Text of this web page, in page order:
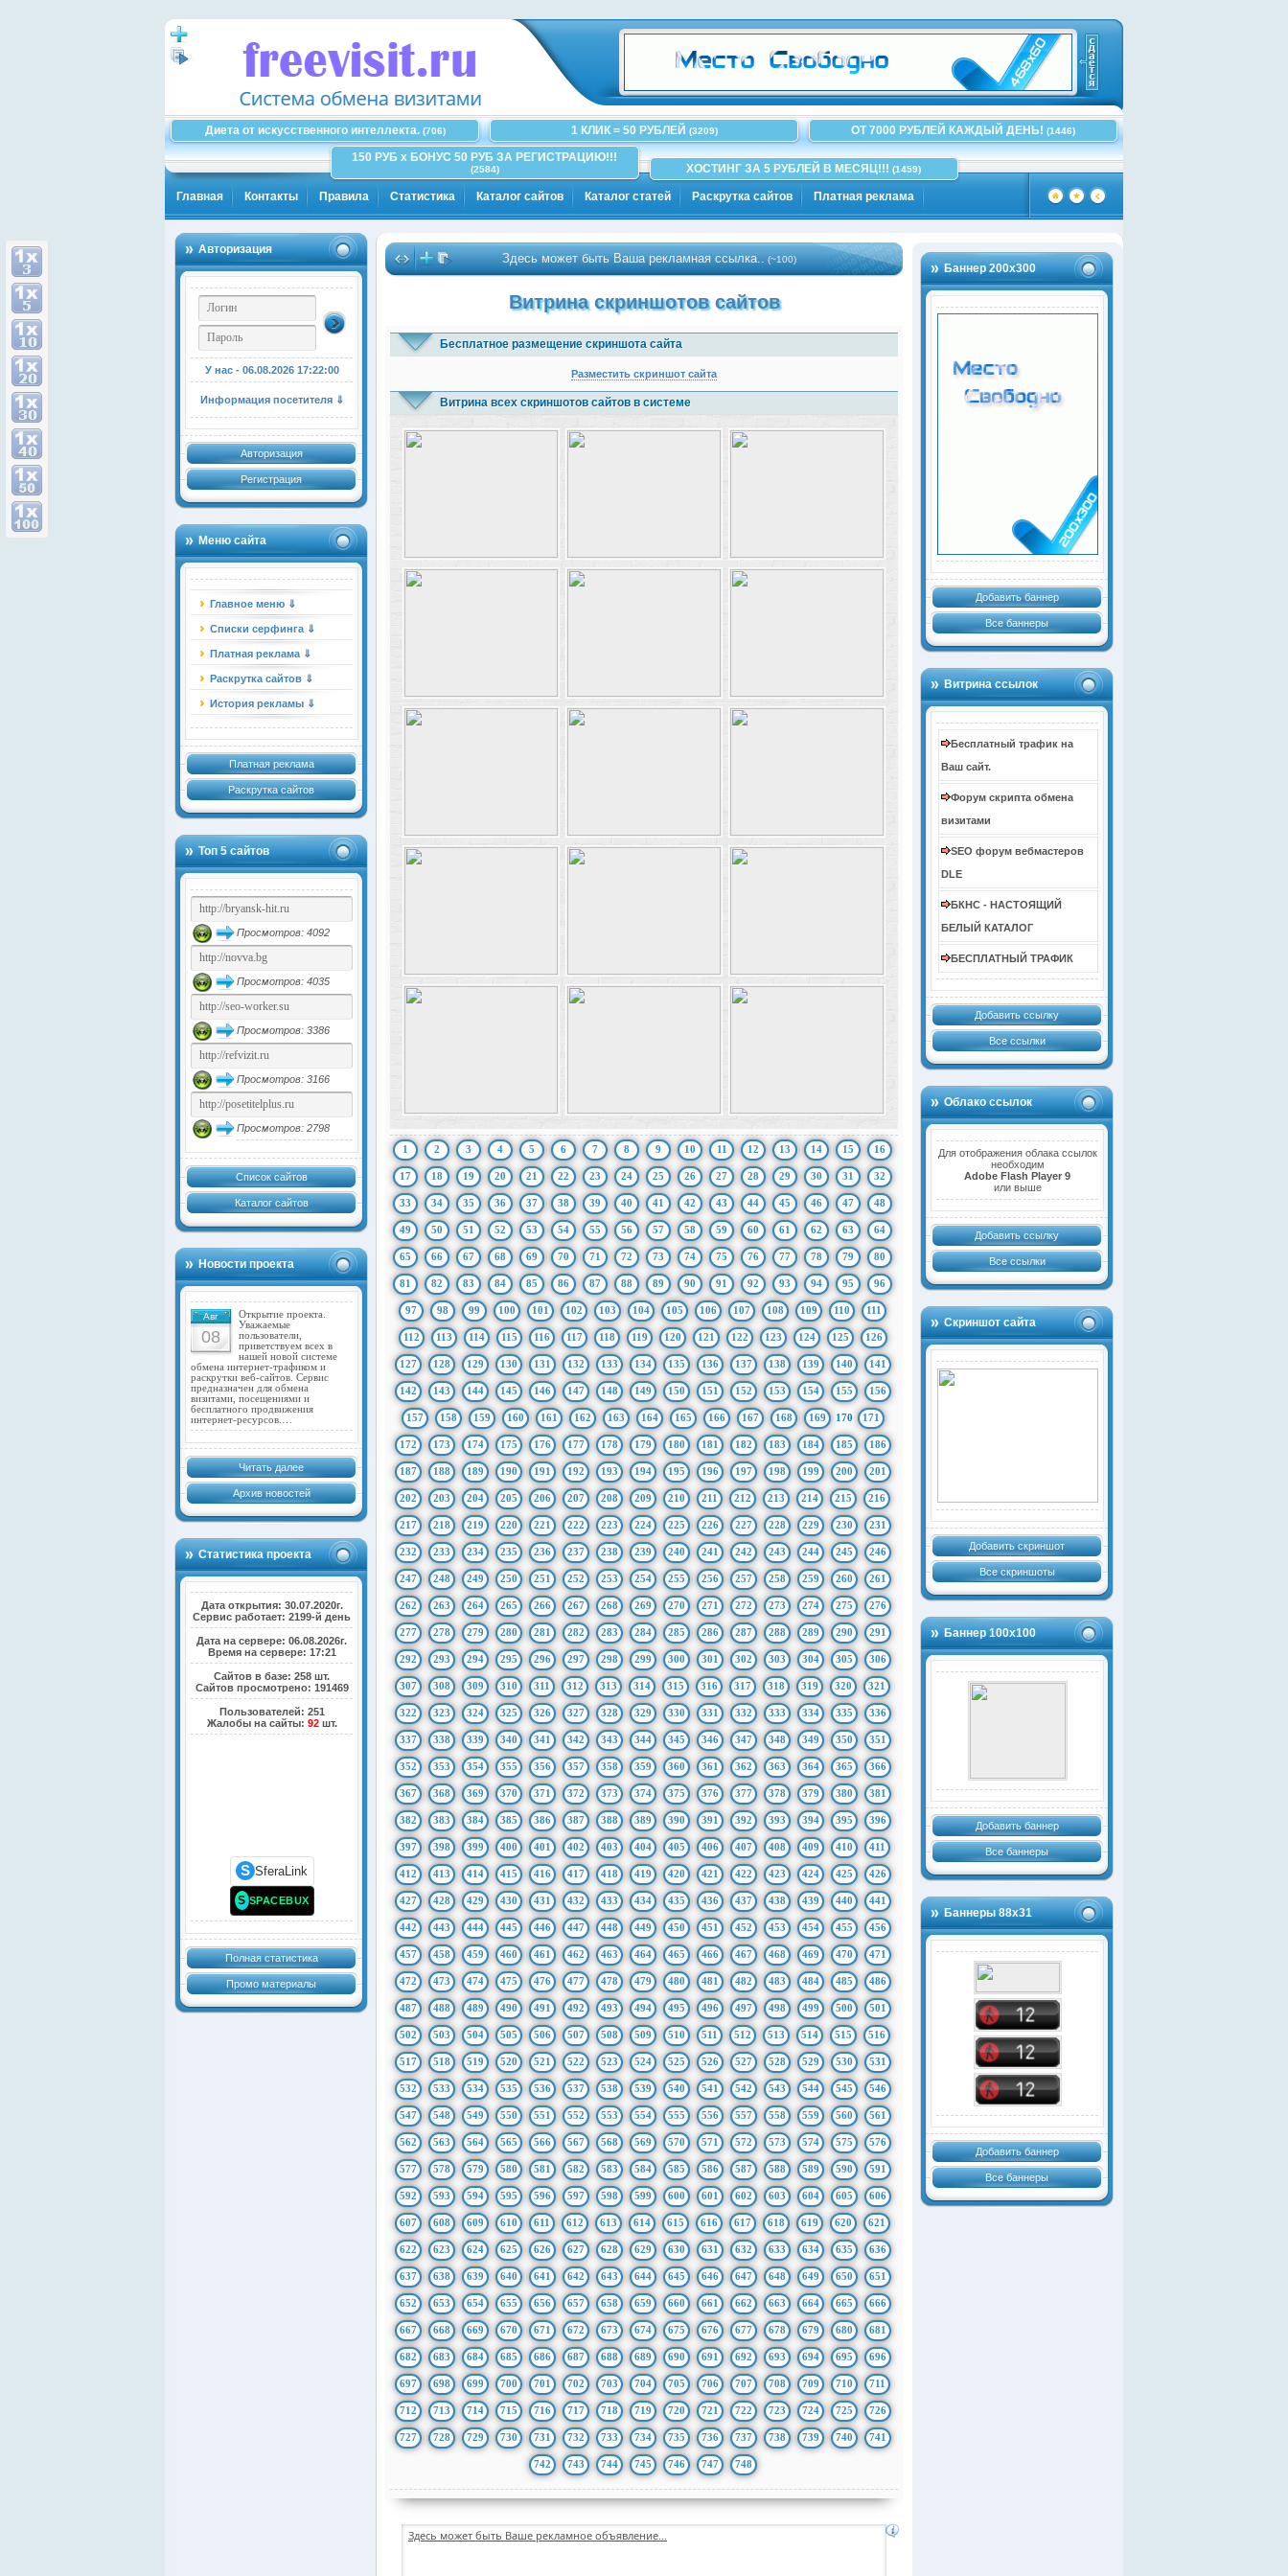
Диета от искусственного интеллекта.(706) 1 КЛИК = 50 РУБЛЕЙ (3209) ОТ 7000 РУБЛЕЙ КАЖДЫЙ ДЕНЬ! (1446)
150 РУБ x БОНУС 50 РУБ ЗА РЕГИСТРАЦИЮ!!!
(2584) ХОСТИНГ ЗА 5 РУБЛЕЙ В МЕСЯЦ!!! (1459)
Главная Контакты Правила Статистика Каталог сайтов Каталог статей Раскрутка сайтов Платная реклама
Авторизация
У нас - 06.08.2026 17:22:00
Информация посетителя ⇓
Авторизация
Регистрация
Меню сайта
Главное меню ⇓
Списки серфинга ⇓
Платная реклама ⇓
Раскрутка сайтов ⇓
История рекламы ⇓
Платная реклама
Раскрутка сайтов
Топ 5 сайтов
Просмотров: 4092
Просмотров: 4035
Просмотров: 3386
Просмотров: 3166
Просмотров: 2798
Список сайтов
Каталог сайтов
Новости проекта
Авг
08
Открытие проекта.
Уважаемые
пользователи,
приветствуем всех в
нашей новой системе
обмена интернет-трафиком и
раскрутки веб-сайтов. Сервис
предназначен для обмена
визитами, посещениями и
бесплатного продвижения
интернет-ресурсов.…
Читать далее
Архив новостей
Статистика проекта
Дата открытия: 30.07.2020г.
Сервис работает: 2199-й день
Дата на сервере: 06.08.2026г.
Время на сервере: 17:21
Сайтов в базе: 258 шт.
Сайтов просмотрено: 191469
Пользователей: 251
Жалобы на сайты: 92шт.
S SferaLink
S SPACEBUX
Полная статистика
Промо материалы
Баннер 200х300
Добавить баннер
Все баннеры
Витрина ссылок
Бесплатный трафик на
Ваш сайт.
Форум скрипта обмена
визитами
SEO форум вебмастеров
DLE
БКНС - НАСТОЯЩИЙ
БЕЛЫЙ КАТАЛОГ
БЕСПЛАТНЫЙ ТРАФИК
Добавить ссылку
Все ссылки
Облако ссылок
Для отображения облака ссылок
необходим
Adobe Flash Player 9
или выше
Добавить ссылку
Все ссылки
Скриншот сайта
Добавить скриншот
Все скриншоты
Баннер 100х100
Добавить баннер
Все баннеры
Баннеры 88х31
Добавить баннер
Все баннеры
Здесь может быть Ваша рекламная ссылка..(~100)
Витрина скриншотов сайтов
Бесплатное размещение скриншота сайта
Разместить скриншот сайта
Витрина всех скриншотов сайтов в системе
1 2 3 4 5 6 7 8 9 10 11 12 13 14 15 16
17 18 19 20 21 22 23 24 25 26 27 28 29 30 31 32
33 34 35 36 37 38 39 40 41 42 43 44 45 46 47 48
49 50 51 52 53 54 55 56 57 58 59 60 61 62 63 64
65 66 67 68 69 70 71 72 73 74 75 76 77 78 79 80
81 82 83 84 85 86 87 88 89 90 91 92 93 94 95 96
97 98 99 100 101 102 103 104 105 106 107 108 109 110 111
112 113 114 115 116 117 118 119 120 121 122 123 124 125 126
127 128 129 130 131 132 133 134 135 136 137 138 139 140 141
142 143 144 145 146 147 148 149 150 151 152 153 154 155 156
157 158 159 160 161 162 163 164 165 166 167 168 169 170 171
172 173 174 175 176 177 178 179 180 181 182 183 184 185 186
187 188 189 190 191 192 193 194 195 196 197 198 199 200 201
202 203 204 205 206 207 208 209 210 211 212 213 214 215 216
217 218 219 220 221 222 223 224 225 226 227 228 229 230 231
232 233 234 235 236 237 238 239 240 241 242 243 244 245 246
247 248 249 250 251 252 253 254 255 256 257 258 259 260 261
262 263 264 265 266 267 268 269 270 271 272 273 274 275 276
277 278 279 280 281 282 283 284 285 286 287 288 289 290 291
292 293 294 295 296 297 298 299 300 301 302 303 304 305 306
307 308 309 310 311 312 313 314 315 316 317 318 319 320 321
322 323 324 325 326 327 328 329 330 331 332 333 334 335 336
337 338 339 340 341 342 343 344 345 346 347 348 349 350 351
352 353 354 355 356 357 358 359 360 361 362 363 364 365 366
367 368 369 370 371 372 373 374 375 376 377 378 379 380 381
382 383 384 385 386 387 388 389 390 391 392 393 394 395 396
397 398 399 400 401 402 403 404 405 406 407 408 409 410 411
412 413 414 415 416 417 418 419 420 421 422 423 424 425 426
427 428 429 430 431 432 433 434 435 436 437 438 439 440 441
442 443 444 445 446 447 448 449 450 451 452 453 454 455 456
457 458 459 460 461 462 463 464 465 466 467 468 469 470 471
472 473 474 475 476 477 478 479 480 481 482 483 484 485 486
487 488 489 490 491 492 493 494 495 496 497 498 499 500 501
502 503 504 505 506 507 508 509 510 511 512 513 514 515 516
517 518 519 520 521 522 523 524 525 526 527 528 529 530 531
532 533 534 535 536 537 538 539 540 541 542 543 544 545 546
547 548 549 550 551 552 553 554 555 556 557 558 559 560 561
562 563 564 565 566 567 568 569 570 571 572 573 574 575 576
577 578 579 580 581 582 583 584 585 586 587 588 589 590 591
592 593 594 595 596 597 598 599 600 601 602 603 604 605 606
607 608 609 610 611 612 613 614 615 616 617 618 619 620 621
622 623 624 625 626 627 628 629 630 631 632 633 634 635 636
637 638 639 640 641 642 643 644 645 646 647 648 649 650 651
652 653 654 655 656 657 658 659 660 661 662 663 664 665 666
667 668 669 670 671 672 673 674 675 676 677 678 679 680 681
682 683 684 685 686 687 688 689 690 691 692 693 694 695 696
697 698 699 700 701 702 703 704 705 706 707 708 709 710 711
712 713 714 715 716 717 718 719 720 721 722 723 724 725 726
727 728 729 730 731 732 733 734 735 736 737 738 739 740 741
742 743 744 745 746 747 748
Здесь может быть Ваше рекламное объявление...